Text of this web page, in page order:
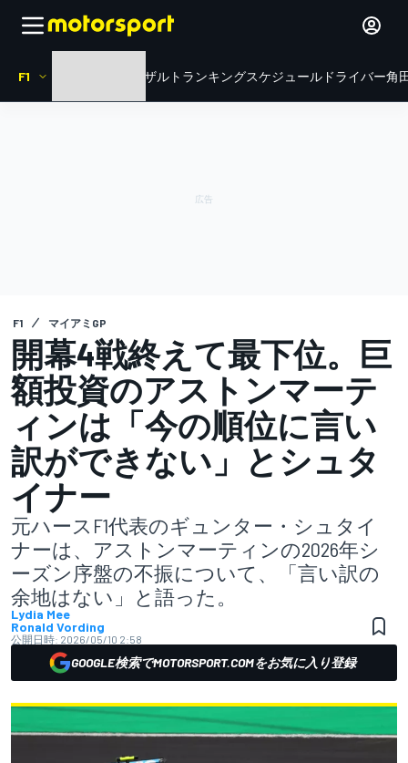
F1 リザルト ランキングスケジュール ドライバー角
F1 マイアミGP
開幕4戦終えて最下位。巨
額投資のアストンマーテ
ィンは「今の順位に言い
訳ができない」とシュタ
イナー
元ハースF1代表のギュンター・シュタイ
ナーは、アストンマーティンの2026年シ
ーズン序盤の不振について、「言い訳の
余地はない」と語った。
Lydia Mee
Ronald Vording
公開日時: 2026/05/10 2:58
GOOGLE検索でMOTORSPORT.COMをお気に入り登録